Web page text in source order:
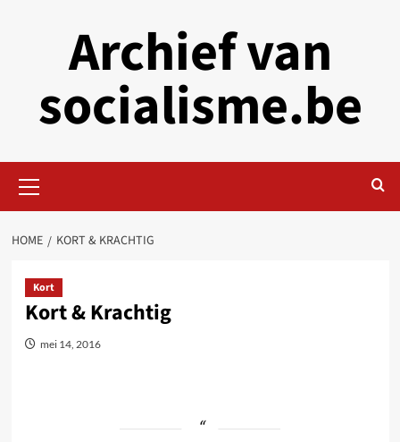
Archief van
socialisme.be
Menu
HOME KORT & KRACHTIG
Kort
Kort & Krachtig
mei 14, 2016